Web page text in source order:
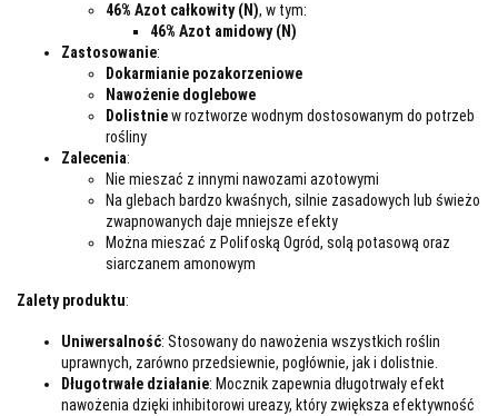
46% Azot całkowity (N), w tym:
46% Azot amidowy (N)
Zastosowanie:
Dokarmianie pozakorzeniowe
Nawożenie doglebowe
Dolistniew roztworze wodnym dostosowanym do potrzeb
rośliny
Zalecenia:
Nie mieszać z innymi nawozami azotowymi
Na glebach bardzo kwaśnych, silnie zasadowych lub świeżo
zwapnowanych daje mniejsze efekty
Można mieszać z Polifoską Ogród, solą potasową oraz
siarczanem amonowym
Zalety produktu:
Uniwersalność: Stosowany do nawożenia wszystkich roślin
uprawnych, zarówno przedsiewnie, pogłównie, jak i dolistnie.
Długotrwałe działanie: Mocznik zapewnia długotrwały efekt
nawożenia dzięki inhibitorowi ureazy, który zwiększa efektywność